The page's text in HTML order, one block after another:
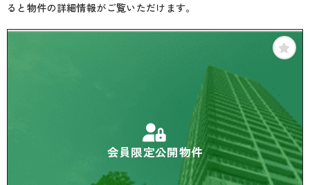
ると物件の詳細情報がご覧いただけます。
会員限定公開物件